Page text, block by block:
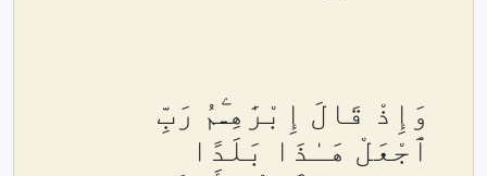
وَإِذْ قَالَ إِبْرَٰهِـۧمُ رَبِّ
ٱجْعَلْ هَـٰذَا بَلَدًا